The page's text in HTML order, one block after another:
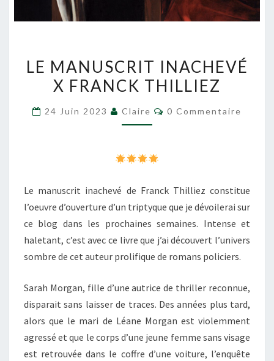
MANUSCRIT
INACHEVÉ
FRANCK
LE MANUSCRIT INACHEVÉ
X FRANCK THILLIEZ
24 Juin 2023 Claire Commentaires
0 Commentaire
Le manuscrit inachevé de Franck Thilliez constitue
l’oeuvre d’ouverture d’un triptyque que je dévoilerai sur
ce blog dans les prochaines semaines. Intense et
haletant, c’est avec ce livre que j’ai découvert l’univers
sombre de cet auteur prolifique de romans policiers.
Sarah Morgan, fille d’une autrice de thriller reconnue,
disparait sans laisser de traces. Des années plus tard,
alors que le mari de Léane Morgan est violemment
agressé et que le corps d’une jeune femme sans visage
est retrouvée dans le coffre d’une voiture, l’enquête